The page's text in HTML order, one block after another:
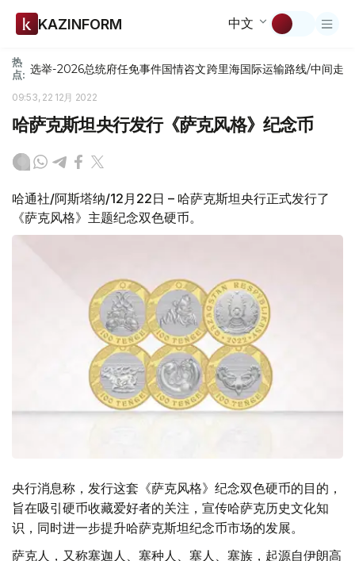
KAZINFORM 中文
热
点: 选举-2026总统府任免事件国情咨文跨里海国际运输路线/中间走廊
09:53, 22 12月 2022
哈萨克斯坦央行发行《萨克风格》纪念币
哈通社/阿斯塔纳/12月22日 – 哈萨克斯坦央行正式发行了
《萨克风格》主题纪念双色硬币。
央行消息称，发行这套《萨克风格》纪念双色硬币的目的，
旨在吸引硬币收藏爱好者的关注，宣传哈萨克历史文化知
识，同时进一步提升哈萨克斯坦纪念币市场的发展。
萨克人，又称塞迦人、塞种人、塞人、塞族，起源自伊朗高